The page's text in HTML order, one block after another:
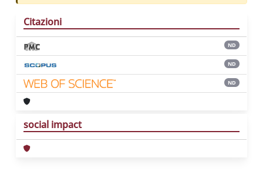
Citazioni
ND
ND
ND
social impact